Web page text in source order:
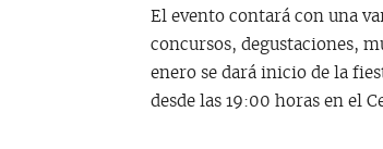
El evento contará con una
concursos, degustaciones,
enero se dará inicio de la
desde las 19:00 horas en el